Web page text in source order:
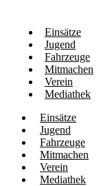
Einsätze
Jugend
Fahrzeuge
Mitmachen
Verein
Mediathek
Einsätze
Jugend
Fahrzeuge
Mitmachen
Verein
Mediathek